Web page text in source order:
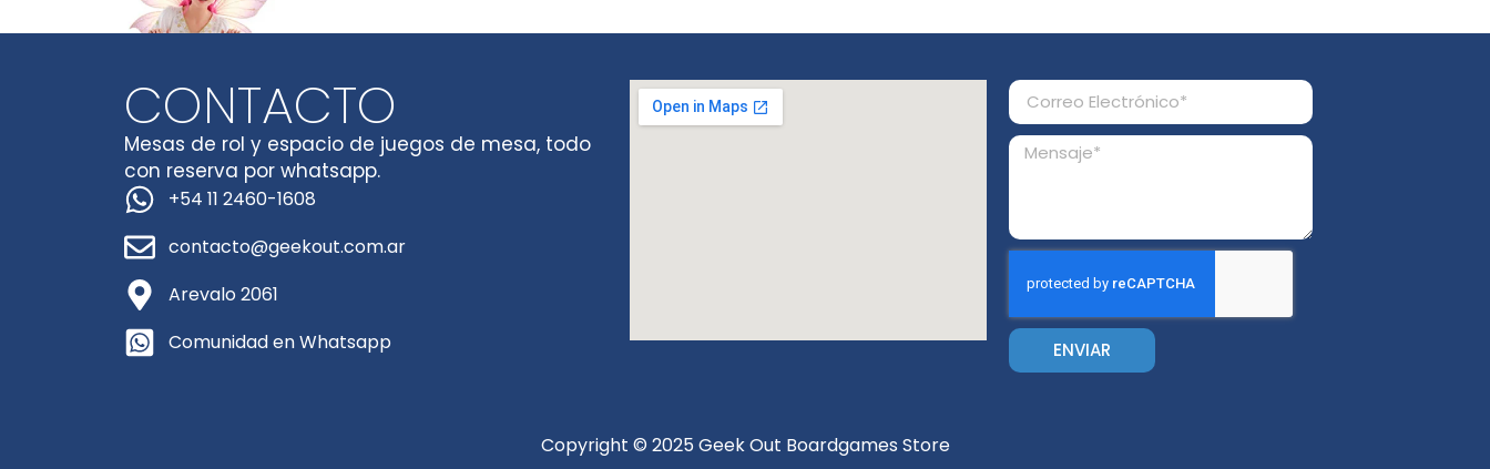
CONTACTO
Mesas de rol y espacio de juegos de mesa, todo
con reserva por whatsapp.
+54 11 2460-1608
contacto@geekout.com.ar
Arevalo 2061
Comunidad en Whatsapp
ENVIAR
Copyright © 2025 Geek Out Boardgames Store